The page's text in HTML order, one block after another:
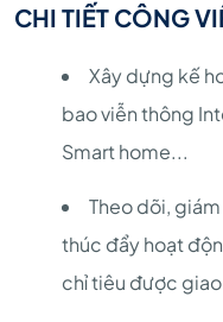
CHI TIẾT CÔNG
Xây dựng kế
bao viễn thông
Smart home...
Theo dõi,
thúc đẩy hoạt
chỉ tiêu được